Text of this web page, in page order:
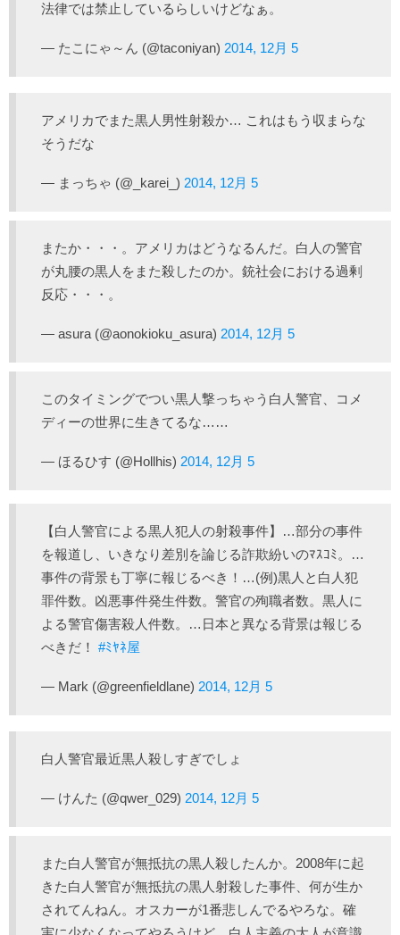
法律では禁止しているらしいけどなぁ。
— たこにゃ～ん (@taconiyan) 2014, 12月 5
アメリカでまた黒人男性射殺か… これはもう収まらな
そうだな
— まっちゃ (@_karei_) 2014, 12月 5
またか・・・。アメリカはどうなるんだ。白人の警官
が丸腰の黒人をまた殺したのか。銃社会における過剰
反応・・・。
— asura (@aonokioku_asura) 2014, 12月 5
このタイミングでつい黒人撃っちゃう白人警官、コメ
ディーの世界に生きてるな……
— ほるひす (@Hollhis) 2014, 12月 5
【白人警官による黒人犯人の射殺事件】…部分の事件
を報道し、いきなり差別を論じる詐欺紛いのﾏｽｺﾐ。…
事件の背景も丁寧に報じるべき！…(例)黒人と白人犯
罪件数。凶悪事件発生件数。警官の殉職者数。黒人に
よる警官傷害殺人件数。…日本と異なる背景は報じる
べきだ！ #ﾐﾔﾈ屋
— Mark (@greenfieldlane) 2014, 12月 5
白人警官最近黒人殺しすぎでしょ
— けんた (@qwer_029) 2014, 12月 5
また白人警官が無抵抗の黒人殺したんか。2008年に起
きた白人警官が無抵抗の黒人射殺した事件、何が生か
されてんねん。オスカーが1番悲しんでるやろな。確